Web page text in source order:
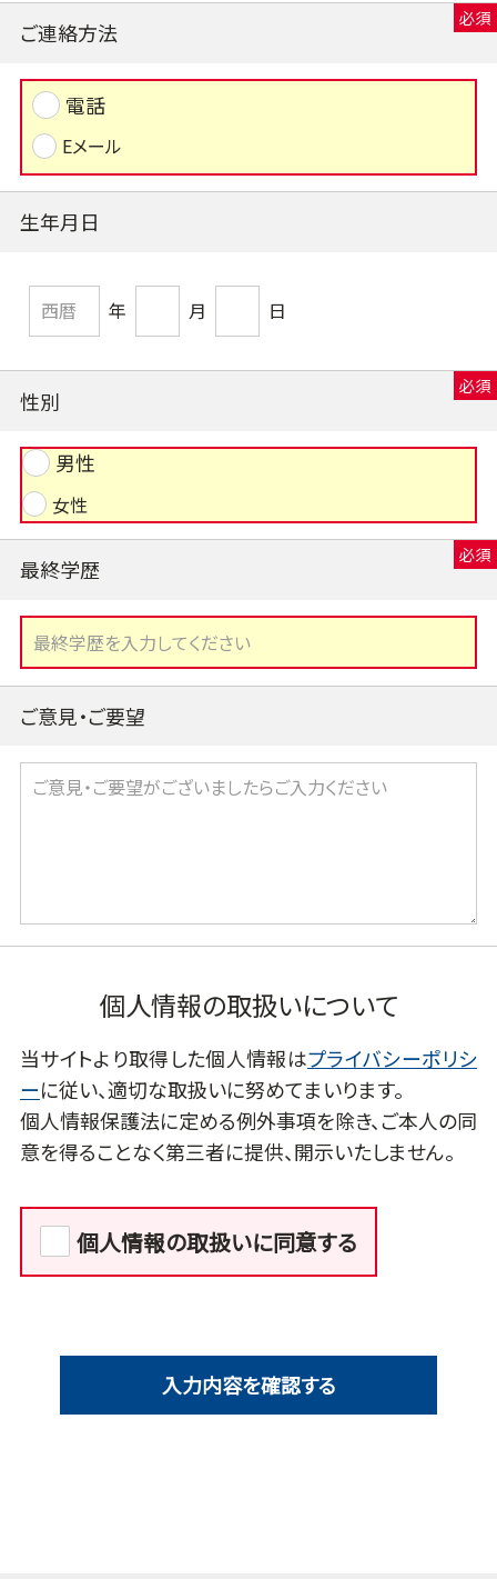
ご連絡方法
電話
Eメール
生年月日
年 月 日
性別
男性
女性
最終学歴
ご意見・ご要望
個人情報の取扱いについて
当サイトより取得した個人情報はプライバシーポリシ
ーに従い、適切な取扱いに努めてまいります。
個人情報保護法に定める例外事項を除き、ご本人の同
意を得ることなく第三者に提供、開示いたしません。
個人情報の取扱いに同意する
入力内容を確認する